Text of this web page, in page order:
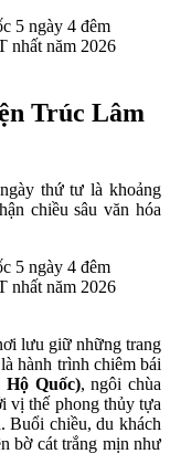
Trúc Lâm
thứ tư là khoảng
chiều sâu văn hóa
lưu giữ những trang
hành trình chiêm bái
Quốc), ngôi chùa
vị thế phong thủy tựa
Buổi chiều, du khách
bờ cát trắng mịn như